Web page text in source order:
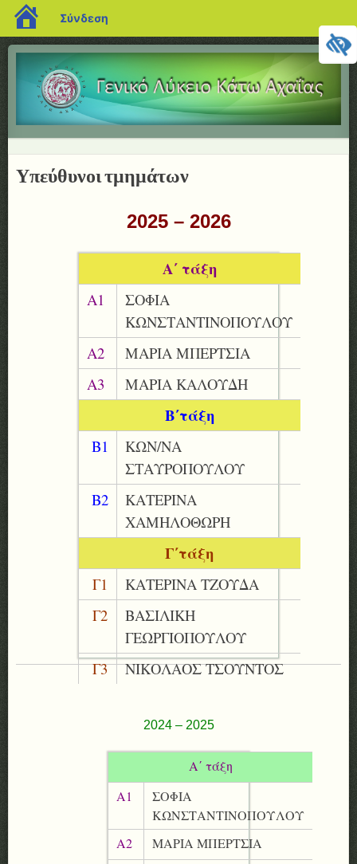
ΓΕΝΙΚΟ
ΛΥΚΕΙΟ
ΚΑΤΩ
ΑΧΑΪΑΣ
Υπεύθυνοι τμημάτων
2025 – 2026
Α΄ τάξη
Α1
ΣΟΦΙΑ
ΚΩΝΣΤΑΝΤΙΝΟΠΟΥΛΟΥ
Α2
ΜΑΡΙΑ ΜΠΕΡΤΣΙΑ
Α3
ΜΑΡΙΑ ΚΑΛΟΥΔΗ
Β΄τάξη
Β1
ΚΩΝ/ΝΑ
ΣΤΑΥΡΟΠΟΥΛΟΥ
Β2
ΚΑΤΕΡΙΝΑ
ΧΑΜΗΛΟΘΩΡΗ
Γ΄τάξη
Γ1
ΚΑΤΕΡΙΝΑ ΤΖΟΥΔΑ
Γ2
ΒΑΣΙΛΙΚΗ
ΓΕΩΡΓΙΟΠΟΥΛΟΥ
Γ3
ΝΙΚΟΛΑΟΣ ΤΣΟΥΝΤΟΣ
2024 – 2025
Α΄ τάξη
Α1
ΣΟΦΙΑ
ΚΩΝΣΤΑΝΤΙΝΟΠΟΥΛΟΥ
Α2
ΜΑΡΙΑ ΜΠΕΡΤΣΙΑ
blogs.sch.gr
Σύνδεση